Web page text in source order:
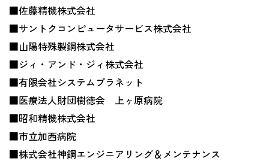
■佐藤精機株式会社
■サントクコンピュータサービス株式会社
■山陽特殊製鋼株式会社
■ジィ・アンド・ジィ株式会社
■有限会社システムプラネット
■医療法人財団樹徳会 上ヶ原病院
■昭和精機株式会社
■市立加西病院
■株式会社神鋼エンジニアリング＆メンテナンス